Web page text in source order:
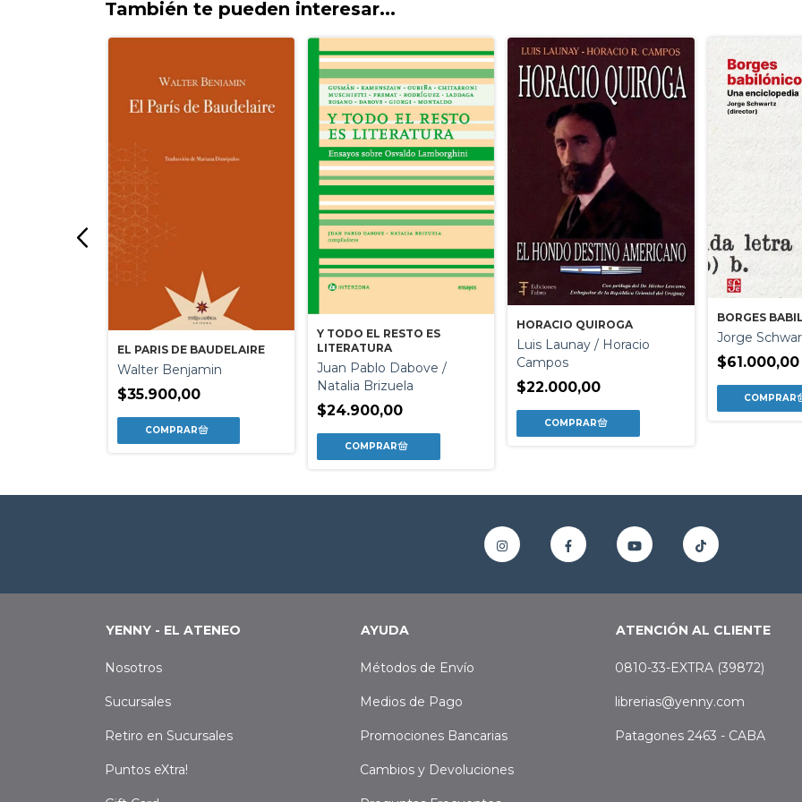
También te pueden interesar...
EL PARIS DE BAUDELAIRE
Walter Benjamin
$35.900,00
Y TODO EL RESTO ES
LITERATURA
Juan Pablo Dabove /
Natalia Brizuela
$24.900,00
HORACIO QUIROGA
Luis Launay / Horacio
Campos
$22.000,00
BORGES
Jorge
$61.000,00
YENNY - EL ATENEO
Nosotros
Sucursales
Retiro en Sucursales
Puntos eXtra!
AYUDA
Métodos de Envío
Medios de Pago
Promociones Bancarias
Cambios y Devoluciones
ATENCIÓN AL CLIENTE
0810-33-EXTRA (39872)
librerias@yenny.com
Patagones 2463 - CABA